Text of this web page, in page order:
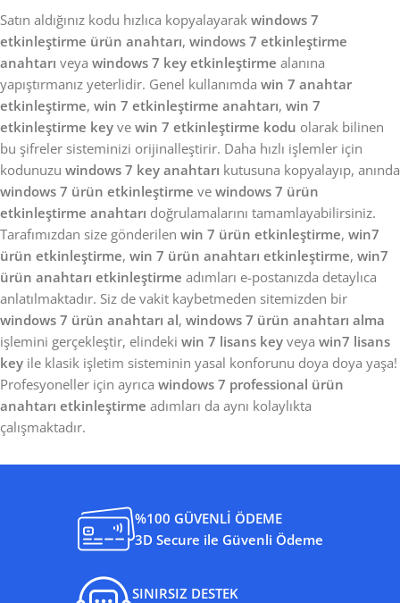
Satın aldığınız kodu hızlıca kopyalayarak windows 7
etkinleştirme ürün anahtarı, windows 7 etkinleştirme
anahtarı veya windows 7 key etkinleştirme alanına
yapıştırmanız yeterlidir. Genel kullanımda win 7 anahtar
etkinleştirme, win 7 etkinleştirme anahtarı, win 7
etkinleştirme key ve win 7 etkinleştirme kodu olarak bilinen
bu şifreler sisteminizi orijinalleştirir. Daha hızlı işlemler için
kodunuzu windows 7 key anahtarı kutusuna kopyalayıp, anında
windows 7 ürün etkinleştirme ve windows 7 ürün
etkinleştirme anahtarı doğrulamalarını tamamlayabilirsiniz.
Tarafımızdan size gönderilen win 7 ürün etkinleştirme, win7
ürün etkinleştirme, win 7 ürün anahtarı etkinleştirme, win7
ürün anahtarı etkinleştirme adımları e-postanızda detaylıca
anlatılmaktadır. Siz de vakit kaybetmeden sitemizden bir
windows 7 ürün anahtarı al, windows 7 ürün anahtarı alma
işlemini gerçekleştir, elindeki win 7 lisans key veya win7 lisans
key ile klasik işletim sisteminin yasal konforunu doya doya yaşa!
Profesyoneller için ayrıca windows 7 professional ürün
anahtarı etkinleştirme adımları da aynı kolaylıkta
çalışmaktadır.
%100 GÜVENLİ ÖDEME
3D Secure ile Güvenli Ödeme
SINIRSIZ DESTEK